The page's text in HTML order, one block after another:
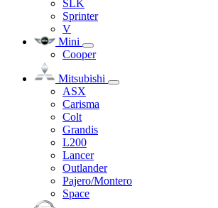
SLK
Sprinter
V
Mini
Cooper
Mitsubishi
ASX
Carisma
Colt
Grandis
L200
Lancer
Outlander
Pajero/Montero
Space